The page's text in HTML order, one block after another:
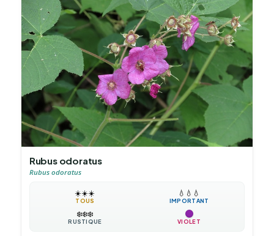
Rubus odoratus
Rubus odoratus
☀️☀️☀️
TOUS
💧 💧 💧
IMPORTANT
❄️❄️❄️
RUSTIQUE VIOLET